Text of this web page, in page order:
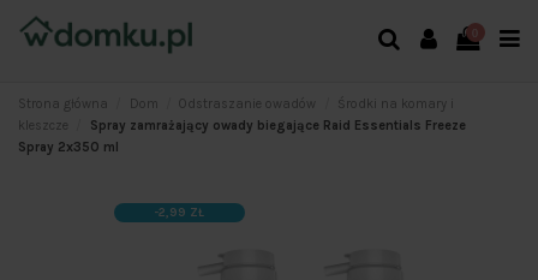
Strona główna Dom Odstraszanie owadów
Środki na komary i
kleszcze
Spray zamrażający owady biegające Raid Essentials Freeze
Spray 2x350 ml
-2,99 ZŁ